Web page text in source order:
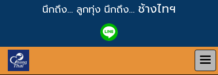
นึกถึง... ลูกทุ่ง นึกถึง... ช้างไทฯ